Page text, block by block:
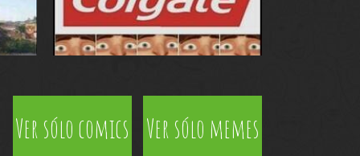
Ver sólo comics Ver sólo memes